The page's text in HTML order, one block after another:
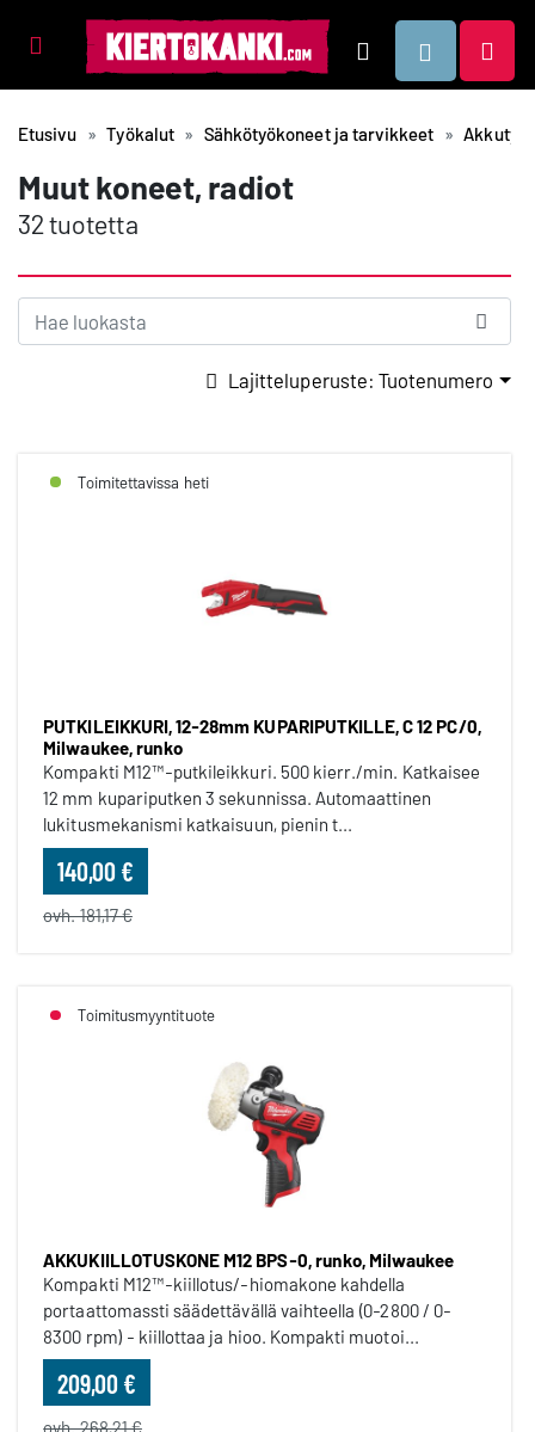
Tuotealueet Hae
Etusivu Työkalut Sähkötyökoneet ja tarvikkeet
Muut koneet, radiot
32 tuotetta
Lajitteluperuste: Tuotenumero
Toimitettavissa heti
PUTKILEIKKURI, 12-28mm KUPARIPUTKILLE, C 12 PC/0,
Milwaukee, runko
Kompakti M12™-putkileikkuri. 500 kierr./min. Katkaisee
12 mm kupariputken 3 sekunnissa. Automaattinen
lukitusmekanismi katkaisuun, pienin t...
140,00 €
ovh. 181,17 €
Toimitusmyyntituote
AKKUKIILLOTUSKONE M12 BPS-0, runko, Milwaukee
Kompakti M12™-kiillotus/-hiomakone kahdella
portaattomassti säädettävällä vaihteella (0-2800 / 0-
8300 rpm) - kiillottaa ja hioo. Kompakti muotoi...
209,00 €
ovh. 268,21 €